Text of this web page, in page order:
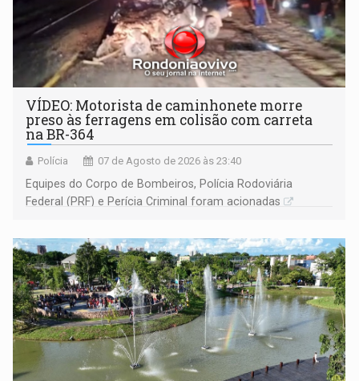
VÍDEO: Motorista de caminhonete morre
preso às ferragens em colisão com carreta
na BR-364
Polícia 07 de Agosto de 2026 às 23:40
Equipes do Corpo de Bombeiros, Polícia Rodoviária
Federal (PRF) e Perícia Criminal foram acionadas